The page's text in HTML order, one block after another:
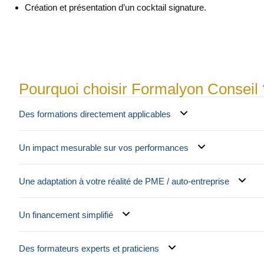
Création et présentation d’un cocktail signature.
Pourquoi choisir Formalyon Conseil
Des formations directement applicables
Un impact mesurable sur vos performances
Une adaptation à votre réalité de PME / auto-entreprise
Un financement simplifié
Des formateurs experts et praticiens